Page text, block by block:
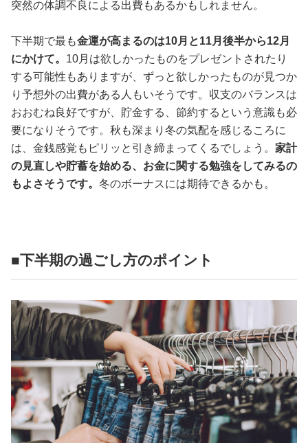
突然の体調不良による出費もあるかもしれません。
下半期で最も金運が高まるのは10月と11月後半から12月
にかけて。 10月は欲しかったものをプレゼントされたり
する可能性もありますが、ずっと欲しかったものが見つか
り予想外の出費がある人もいそうです。収支のバランスは
おおむね良好ですが、貯金する、節約するという意識も必
要になりそうです。秋も深まり冬の気配を感じるころに
は、金銭感覚もピリッと引き締まってくるでしょう。 家計
の見直しや貯蓄を始める、お金に関する勉強をしてみるの
もよさそうです。 冬のボーナスには期待できるかも。
■下半期の過ごし方のポイント